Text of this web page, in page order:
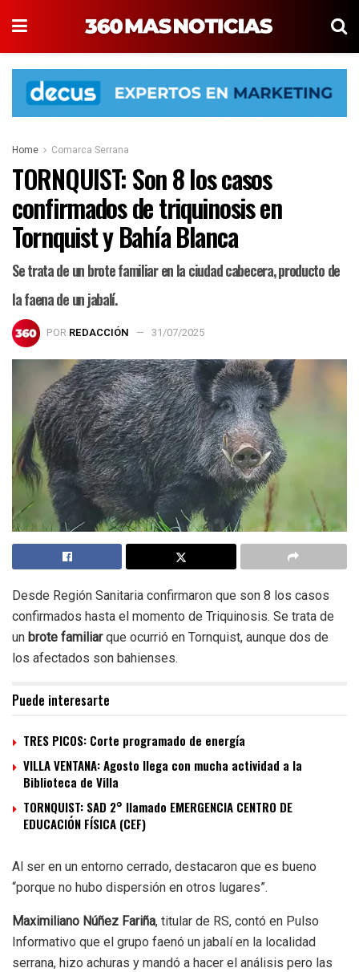
Home Comarca Serrana
TORNQUIST: Son 8 los casos
confirmados de triquinosis en
Tornquist y Bahía Blanca
Se trata de un brote familiar en la ciudad cabecera, producto de
la faena de un jabalí.
POR REDACCIÓN 31/07/2025
Desde Región Sanitaria confirmaron que son 8 los casos
confirmados hasta el momento de Triquinosis. Se trata de
un brote familiarque ocurrió en Tornquist, aunque dos de
los afectados son bahienses.
Puede interesarte
TRES PICOS: Corte programado de energía
VILLA VENTANA: Agosto llega con mucha actividad a la
Biblioteca de Villa
TORNQUIST: SAD 2° llamado EMERGENCIA CENTRO DE
EDUCACIÓN FÍSICA (CEF)
Al ser en un entorno cerrado, destacaron que es bueno
“porque no hubo dispersión en otros lugares”.
Maximiliano Núñez Fariña, titular de RS, contó en Pulso
Informativo que el grupo faenó un jabalí en la localidad
serrana, hizo achuras y mandó a hacer el análisis pero las